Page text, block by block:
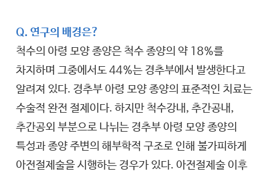
Q. 연구의 배경은?
척수의 아령 모양 종양은 척수 종양의 약 18%를
차지하며 그중에서도 44%는 경추부에서 발생한다고
알려져 있다. 경추부 아령 모양 종양의 표준적인 치료는
수술적 완전 절제이다. 하지만 척수강내, 추간공내,
추간공외 부분으로 나뉘는 경추부 아령 모양 종양의
특성과 종양 주변의 해부학적 구조로 인해 불가피하게
아전절제술을 시행하는 경우가 있다. 아전절제술 이후